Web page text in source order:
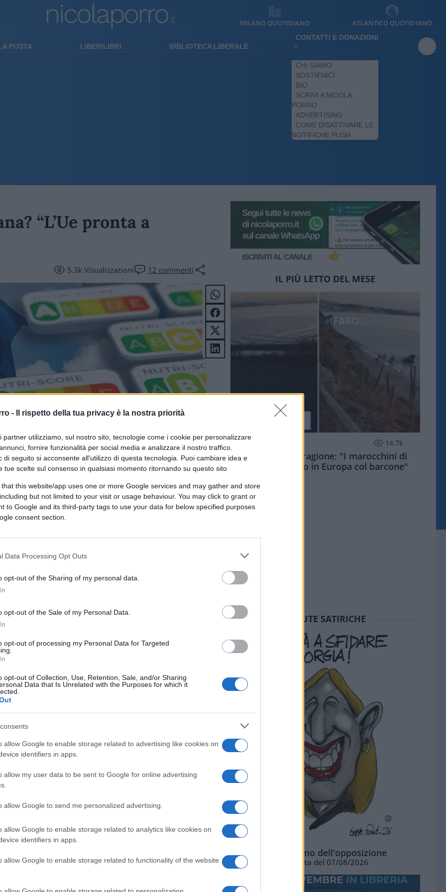
- Il rispetto della tua privacy è la nostra priorità
partner utilizziamo, sul nostro sito, tecnologie come i cookie per personalizzare
fornire funzionalità per social media e analizzare il nostro traffico.
di seguito si acconsente all'utilizzo di questa tecnologia. Puoi cambiare idea e
tue scelte sul consenso in qualsiasi momento ritornando su questo sito
that this website/app uses one or more Google services and may gather and store
but not limited to your visit or usage behaviour. You may click to grant or
to Google and its third-party tags to use your data for below specified purposes
consent section.
Data Processing Opt Outs
opt-out of the Sharing of my personal data.
opt-out of the Sale of my Personal Data.
opt-out of processing my Personal Data for Targeted
opt-out of Collection, Use, Retention, Sale, and/or Sharing
Data that Is Unrelated with the Purposes for which it
allow Google to enable storage related to advertising like cookies on
identifiers in apps.
allow my user data to be sent to Google for online advertising
allow Google to send me personalized advertising.
allow Google to enable storage related to analytics like cookies on
identifiers in apps.
allow Google to enable storage related to functionality of the website
MILANO QUOTIDIANO ATLANTICO QUOTIDIANO
POSTA LIBERILIBRI BIBLIOTECA LIBERALE
CONTATTI E DONAZIONI
CHI SIAMO
SOSTIENICI
BIO
SCRIVI A NICOLA
PORRO
ADVERTISING
COME DISATTIVARE LE
NOTIFICHE PUSH
“L’Ue pronta a
5.3kVisualizzazioni 12 commenti
tramite Canva.com
universalmente il sistema di
significativi e a quanto pare, alla
condotta daRadio Franceha messo
deciso di rallentare i propri passi a
che hanno trovato eco e appoggio
in altri stati membri, propone una
basata su un codice colori che va dal
valore nutrizionale. Tuttavia, l’adozione
specialmente da parte dell’Italia, la
semplificazione eccessivache
esempio lampante è stato la
surgelate con un punteggio simile a
italiano, come l’olio
prodotti altamente processati. In
Europea ha ammesso le
IL PIÙ LETTO DEL MESE
ESTERI 14.7k
Meloni aveva ragione: "I marocchini di
Ceuta sbarcano in Europa col barcone"
SEDUTE SATIRICHE
L'ottimismo dell'opposizione
Vignetta del 07/08/2026